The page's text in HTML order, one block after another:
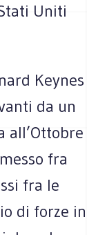
Uniti
Keynes
da un
all’Ottobre
fra
fra le
di forze in